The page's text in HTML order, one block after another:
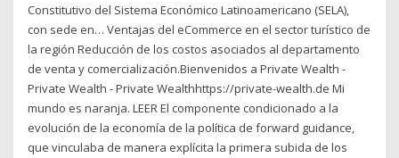
Constitutivo del Sistema Económico Latinoamericano (SELA),
con sede en… Ventajas del eCommerce en el sector turístico de
la región Reducción de los costos asociados al departamento
de venta y comercialización.Bienvenidos a Private Wealth -
Private Wealth - Private Wealthhttps://private-wealth.de Mi
mundo es naranja. LEER El componente condicionado a la
evolución de la economía de la política de forward guidance,
que vinculaba de manera explícita la primera subida de los